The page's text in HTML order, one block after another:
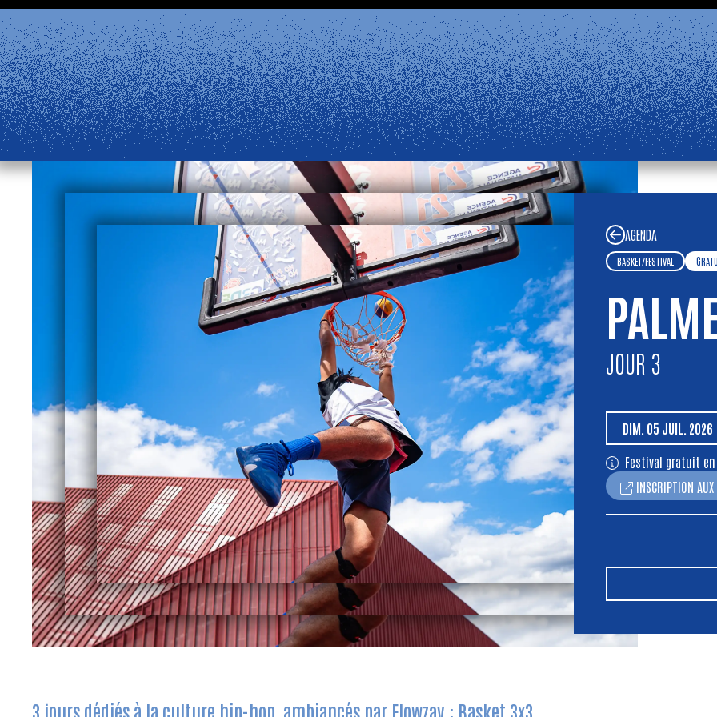
Aller au contenu principal
à partir du 24 août et la billetterie physique rouvrira mercredi 2 septembre, 14:00.
reste disponible. Retrouvez les réponses à vos questions dans notreFoire aux Questions. Bel été !
LE ROCHER DE PALMEREST FERMÉ
3 jours dédiés à la culture hip-hop, ambiancés par Flowzay : Basket 3x3,
AGENDA
BASKET/FESTIVAL
JOUR 3
DIM. 05 JUIL. 2026
Festival gratuit
INSCRIPTION